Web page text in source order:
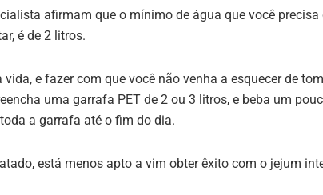
afirmam que o mínimo de água que você
é de 2 litros.
e fazer com que você não venha a esquecer de
uma garrafa PET de 2 ou 3 litros, e beba um
a garrafa até o fim do dia.
está menos apto a vim obter êxito com o jejum